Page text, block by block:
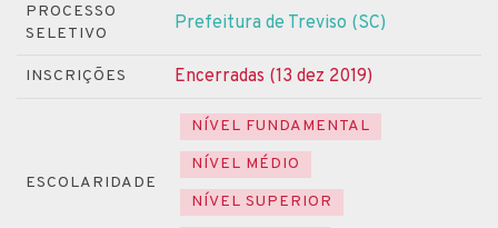
PROCESSO
SELETIVO
Prefeitura de Treviso (SC)
INSCRIÇÕES Encerradas (13 dez 2019)
ESCOLARIDADE
NÍVEL FUNDAMENTAL
NÍVEL MÉDIO
NÍVEL SUPERIOR